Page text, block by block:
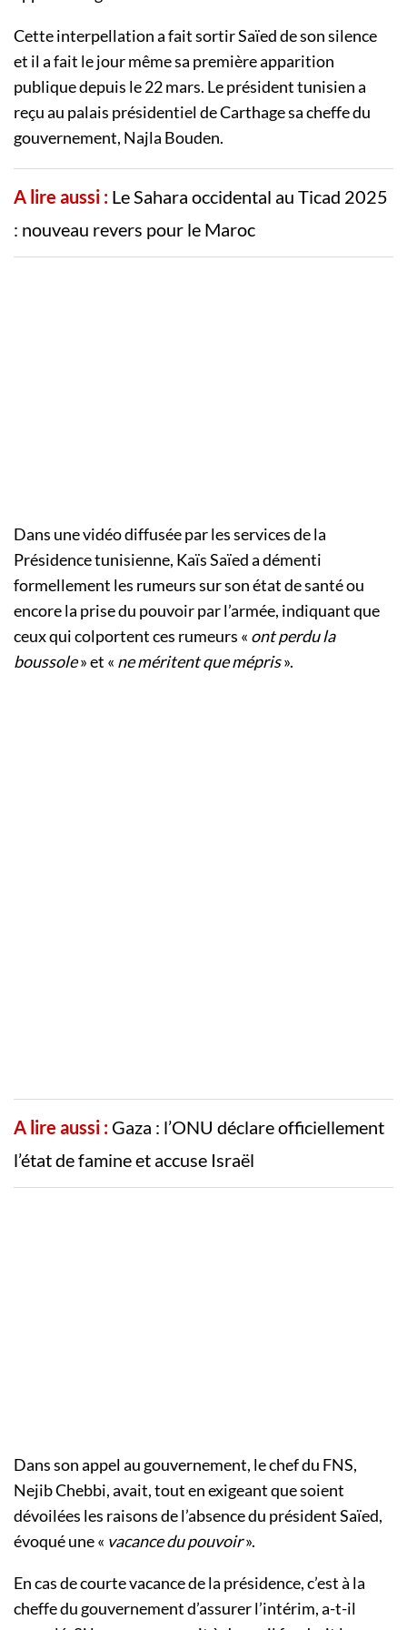
Cette interpellation a fait sortir Saïed de son silence
et il a fait le jour même sa première apparition
publique depuis le 22 mars. Le président tunisien a
reçu au palais présidentiel de Carthage sa cheffe du
gouvernement, Najla Bouden.
A lire aussi : Le Sahara occidental au Ticad 2025
: nouveau revers pour le Maroc
Dans une vidéo diffusée par les services de la
Présidence tunisienne, Kaïs Saïed a démenti
formellement les rumeurs sur son état de santé ou
encore la prise du pouvoir par l’armée, indiquant que
ceux qui colportent ces rumeurs « ont perdu la
boussole» et « ne méritent que mépris».
A lire aussi : Gaza : l’ONU déclare officiellement
l’état de famine et accuse Israël
Dans son appel au gouvernement, le chef du FNS,
Nejib Chebbi, avait, tout en exigeant que soient
dévoilées les raisons de l’absence du président Saïed,
évoqué une « vacance du pouvoir».
En cas de courte vacance de la présidence, c’est à la
cheffe du gouvernement d’assurer l’intérim, a-t-il